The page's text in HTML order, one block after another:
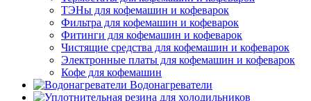
ТЭНы для кофемашин и кофеварок
Фильтра для кофемашин и кофеварок
Фитинги для кофемашин и кофеварок
Чистящие средства для кофемашин и кофеварок
Электронные платы для кофемашин и кофеварок
Кофе для кофемашин
Водонагреватели